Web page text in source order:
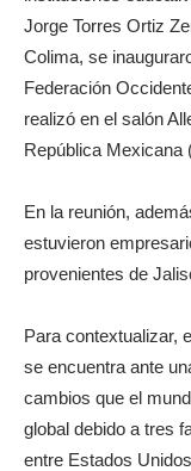
Jorge Torres Ortiz
Colima, se
Federación
realizó en el salón
República Mexicana
En la reunión,
estuvieron
provenientes de
Para contextualizar,
se encuentra ante
cambios que el
global debido a tres
entre Estados